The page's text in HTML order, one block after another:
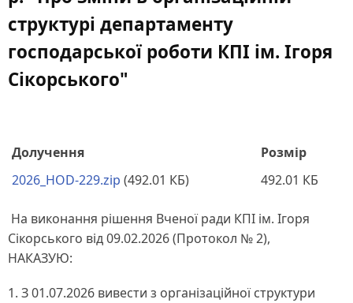
структурі департаменту
господарської роботи КПІ ім. Ігоря
Сікорського"
Долучення
Розмір
2026_HOD-229.zip (492.01 КБ) 492.01 КБ
На виконання рішення Вченої ради КПІ ім. Ігоря
Сікорського від 09.02.2026 (Протокол № 2),
НАКАЗУЮ:
1. З 01.07.2026 вивести з організаційної структури